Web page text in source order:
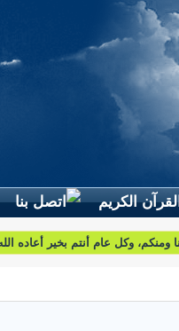
وأسئلتكم واقتراحاتكم اتّصلوا